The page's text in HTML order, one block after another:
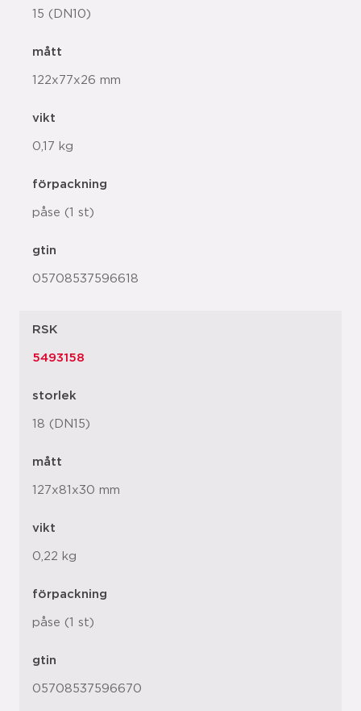
15 (DN10)
mått
122x77x26 mm
vikt
0,17 kg
förpackning
påse (1 st)
gtin
05708537596618
RSK
5493158
storlek
18 (DN15)
mått
127x81x30 mm
vikt
0,22 kg
förpackning
påse (1 st)
gtin
05708537596670